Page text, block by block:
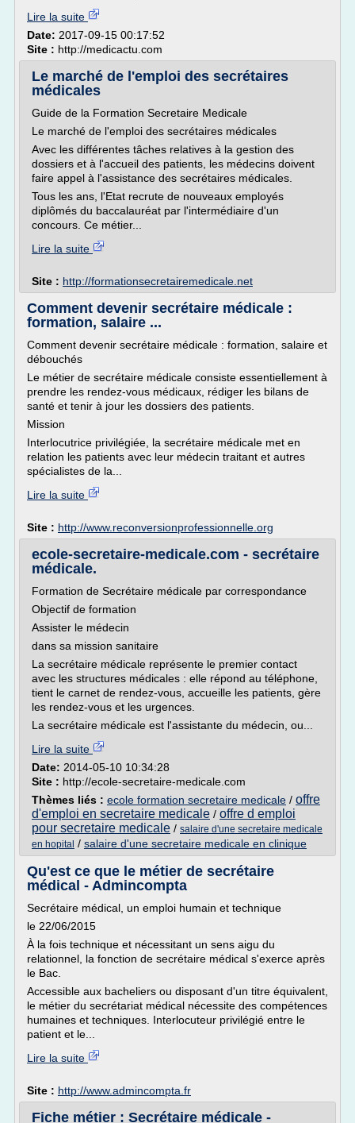
Lire la suite
Date: 2017-09-15 00:17:52
Site : http://medicactu.com
Le marché de l'emploi des secrétaires
médicales
Guide de la Formation Secretaire Medicale
Le marché de l'emploi des secrétaires médicales
Avec les différentes tâches relatives à la gestion des
dossiers et à l'accueil des patients, les médecins doivent
faire appel à l'assistance des secrétaires médicales.
Tous les ans, l'Etat recrute de nouveaux employés
diplômés du baccalauréat par l'intermédiaire d'un
concours. Ce métier...
Lire la suite
Site : http://formationsecretairemedicale.net
Comment devenir secrétaire médicale :
formation, salaire ...
Comment devenir secrétaire médicale : formation, salaire et
débouchés
Le métier de secrétaire médicale consiste essentiellement à
prendre les rendez-vous médicaux, rédiger les bilans de
santé et tenir à jour les dossiers des patients.
Mission
Interlocutrice privilégiée, la secrétaire médicale met en
relation les patients avec leur médecin traitant et autres
spécialistes de la...
Lire la suite
Site : http://www.reconversionprofessionnelle.org
ecole-secretaire-medicale.com - secrétaire
médicale.
Formation de Secrétaire médicale par correspondance
Objectif de formation
Assister le médecin
dans sa mission sanitaire
La secrétaire médicale représente le premier contact
avec les structures médicales : elle répond au téléphone,
tient le carnet de rendez-vous, accueille les patients, gère
les rendez-vous et les urgences.
La secrétaire médicale est l'assistante du médecin, ou...
Lire la suite
Date: 2014-05-10 10:34:28
Site : http://ecole-secretaire-medicale.com
Thèmes liés : ecole formation secretaire medicale / offre
d'emploi en secretaire medicale / offre d emploi
pour secretaire medicale / salaire d'une secretaire medicale
en hopital / salaire d'une secretaire medicale en clinique
Qu'est ce que le métier de secrétaire
médical - Admincompta
Secrétaire médical, un emploi humain et technique
le 22/06/2015
À la fois technique et nécessitant un sens aigu du
relationnel, la fonction de secrétaire médical s'exerce après
le Bac.
Accessible aux bacheliers ou disposant d'un titre équivalent,
le métier du secrétariat médical nécessite des compétences
humaines et techniques. Interlocuteur privilégié entre le
patient et le...
Lire la suite
Site : http://www.admincompta.fr
Fiche métier : Secrétaire médicale -